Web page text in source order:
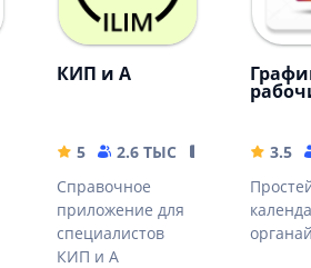
33.35 MB
КИП и А
5 2.6 ТЫС
5.66 MB
Справочное
приложение для
специалистов
КИП и А
3.5